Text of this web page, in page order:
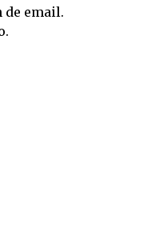
email.